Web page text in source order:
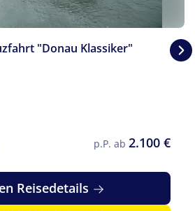
"Donau Klassiker"
p.P. ab 2.100 €
Reisedetails